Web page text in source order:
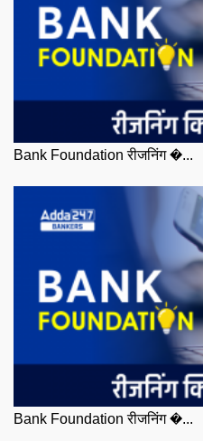
Bank Foundation रीजनिंग �...
Bank Foundation रीजनिंग �...